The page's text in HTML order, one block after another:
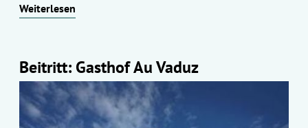
Weiterlesen
Beitritt: Gasthof Au Vaduz